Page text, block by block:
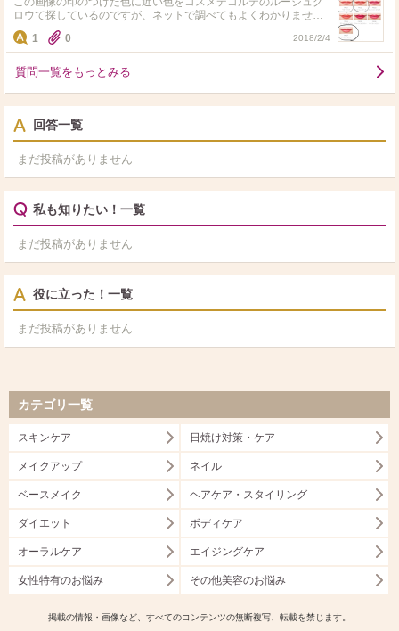
ロウて探しているのですが、ネットで調べてもよくわかりません
でした。今度お店には行きますが、目処を立てておきたいのでも
しわかる方いたら教えて…
1 0 2018/2/4
質問一覧をもっとみる
回答一覧
まだ投稿がありません
私も知りたい！一覧
まだ投稿がありません
役に立った！一覧
まだ投稿がありません
カテゴリ一覧
スキンケア 日焼け対策・ケア
メイクアップ ネイル
ベースメイク ヘアケア・スタイリング
ダイエット ボディケア
オーラルケア エイジングケア
女性特有のお悩み その他美容のお悩み
掲載の情報・画像など、すべてのコンテンツの無断複写、転載を禁じます。